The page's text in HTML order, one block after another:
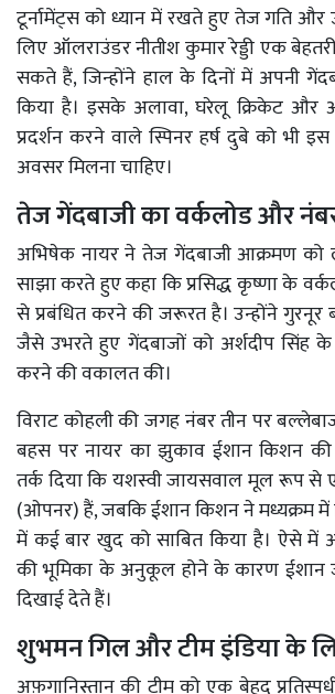
टूर्नामेंट्स को ध्यान में रखते हुए तेज गति और
लिए ऑलराउंडर नीतीश कुमार रेड्डी एक
सकते हैं, जिन्होंने हाल के दिनों में अपनी
किया है। इसके अलावा, घरेलू क्रिकेट और
प्रदर्शन करने वाले स्पिनर हर्ष दुबे को भी
अवसर मिलना चाहिए।
तेज गेंदबाजी का वर्कलोड और
अभिषेक नायर ने तेज गेंदबाजी आक्रमण को
साझा करते हुए कहा कि प्रसिद्ध कृष्णा के
से प्रबंधित करने की जरूरत है। उन्होंने गुरनूर
जैसे उभरते हुए गेंदबाजों को अर्शदीप सिंह
करने की वकालत की।
विराट कोहली की जगह नंबर तीन पर
बहस पर नायर का झुकाव ईशान किशन की
तर्क दिया कि यशस्वी जायसवाल मूल रूप से
(ओपनर) हैं, जबकि ईशान किशन ने मध्यक्रम में
में कई बार खुद को साबित किया है। ऐसे में
की भूमिका के अनुकूल होने के कारण ईशान
दिखाई देते हैं।
शुभमन गिल और टीम इंडिया के
अफ़गानिस्तान की टीम को एक बेहद